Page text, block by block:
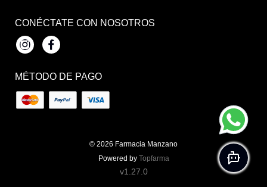
CONÉCTATE CON NOSOTROS
InstagramFacebook
MÉTODO DE PAGO
© 2026 Farmacia Manzano
Powered by Topfarma
v1.27.0